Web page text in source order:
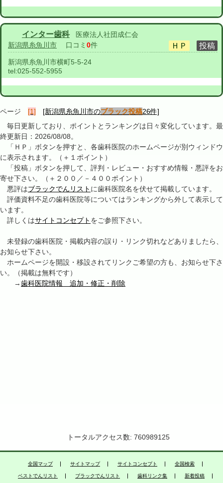
インター歯科
医療法人社団成仁会
新潟県糸魚川市 口コミ 0件
新潟県糸魚川市横町5-5-24
tel:025-552-5955
ページ [1] [新潟県糸魚川市のブラック投稿26件]
毎日更新しており、ポイントとランキングは日々変化しています。最
終更新日：2026/08/08。
「ＨＰ」ボタンを押すと、各歯科医院のホームページが別ウィンドウ
に表示されます。（＋１ポイント）
「投稿」ボタンを押して、評判・レビュー・おすすめ情報・悪評をお
寄せ下さい。（＋２００／－４００ポイント）
悪評はブラックでんリスト に歯科医院名を伏せて掲載しています。
評価資料不足の歯科医院等についてはランキングから外して表示して
います。
詳しくはサイトコンセプト をご参照下さい。
未登録の歯科医院・掲載内容の誤り・リンク切れなどありましたら、
お知らせ下さい。
ホームページを開設・移設されてリンクご希望の方も、お知らせ下さ
い。（掲載は無料です）
→歯科医院情報 追加・修正・削除
トータルアクセス数: 760989125
全国マップ サイトマップ サイトコンセプト 全国検索
ベストでんリスト ブラックでんリスト 歯科リンク集 新着投稿